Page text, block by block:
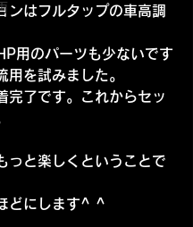
ンはフルタップの車高調
用のパーツも少ないです
用を試みました。
完了です。これからセッ
っと楽しくということで
どにします^ ^